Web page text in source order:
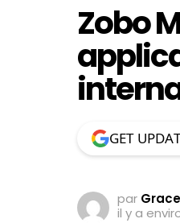
Zobo
GET
par
il y a